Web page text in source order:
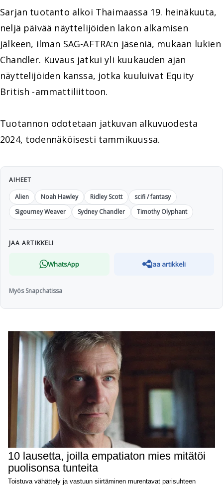
Sarjan tuotanto alkoi Thaimaassa 19. heinäkuuta,
neljä päivää näyttelijöiden lakon alkamisen
jälkeen, ilman SAG-AFTRA:n jäseniä, mukaan lukien
Chandler. Kuvaus jatkui yli kuukauden ajan
näyttelijöiden kanssa, jotka kuuluivat Equity
British -ammattiliittoon.
Tuotannon odotetaan jatkuvan alkuvuodesta
2024, todennäköisesti tammikuussa.
AIHEET
Alien
Noah Hawley Ridley Scott
scifi / fantasy
Sigourney Weaver
Sydney Chandler Timothy Olyphant
JAA ARTIKKELI
WhatsApp Jaa artikkeli
Myös Snapchatissa